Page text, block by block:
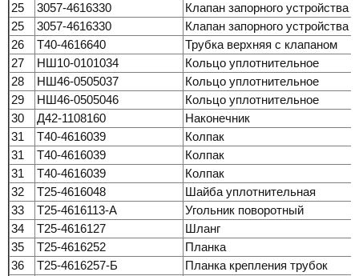
25
3057-4616330
Клапан запорного устройства
25
3057-4616330
Клапан запорного устройства
26
Т40-4616640
Трубка верхняя с клапаном
27
НШ10-0101034
Кольцо уплотнительное
28
НШ46-0505037
Кольцо уплотнительное
29
НШ46-0505046
Кольцо уплотнительное
30
Д42-1108160
Наконечник
31
Т40-4616039
Колпак
31
Т40-4616039
Колпак
31
Т40-4616039
Колпак
32
Т25-4616048
Шайба уплотнительная
33
Т25-4616113-А
Угольник поворотный
34
Т25-4616127
Шланг
35
Т25-4616252
Планка
36
Т25-4616257-Б
Планка крепления трубок